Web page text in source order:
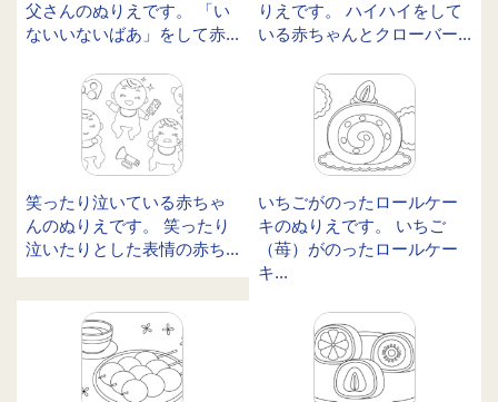
父さんのぬりえです。 「い
ないいないばあ」をして赤...
りえです。 ハイハイをして
いる赤ちゃんとクローバー...
笑ったり泣いている赤ちゃ
んのぬりえです。 笑ったり
泣いたりとした表情の赤ち...
いちごがのったロールケー
キのぬりえです。 いちご
（苺）がのったロールケー
キ...